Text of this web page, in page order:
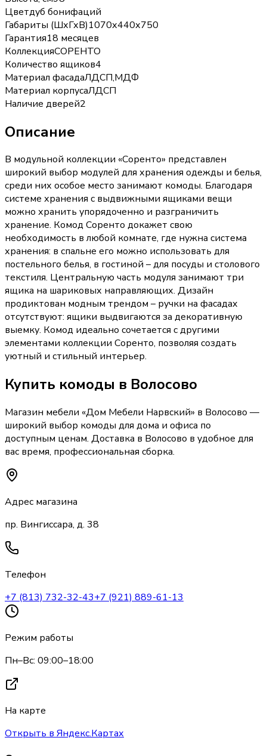
Цветдуб бонифаций
Габариты (ШхГхВ)1070х440х750
Гарантия18 месяцев
КоллекцияСОРЕНТО
Количество ящиков4
Материал фасадаЛДСП,МДФ
Материал корпусаЛДСП
Наличие дверей2
Описание
В модульной коллекции «Соренто» представлен
широкий выбор модулей для хранения одежды и белья,
среди них особое место занимают комоды. Благодаря
системе хранения с выдвижными ящиками вещи
можно хранить упорядоченно и разграничить
хранение. Комод Соренто докажет свою
необходимость в любой комнате, где нужна система
хранения: в спальне его можно использовать для
постельного белья, в гостиной – для посуды и столового
текстиля. Центральную часть модуля занимают три
ящика на шариковых направляющих. Дизайн
продиктован модным трендом – ручки на фасадах
отсутствуют: ящики выдвигаются за декоративную
выемку. Комод идеально сочетается с другими
элементами коллекции Соренто, позволяя создать
уютный и стильный интерьер.
Купить комоды в Волосово
Магазин мебели «Дом Мебели Нарвский» в Волосово —
широкий выбор комоды для дома и офиса по
доступным ценам. Доставка в Волосово в удобное для
вас время, профессиональная сборка.
Адрес магазина
пр. Вингиссара, д. 38
Телефон
+7 (813) 732-32-43+7 (921) 889-61-13
Режим работы
Пн–Вс: 09:00–18:00
На карте
Открыть в Яндекс.Картах